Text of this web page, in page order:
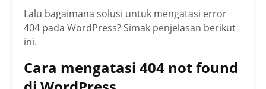
Lalu bagaimana solusi untuk mengatasi error
404 pada WordPress? Simak penjelasan berikut
ini.
Cara mengatasi 404 not found